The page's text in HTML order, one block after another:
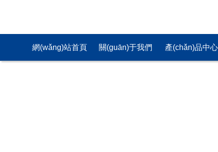
網(wǎng)站首頁 關(guān)于我們 產(chǎn)品中心